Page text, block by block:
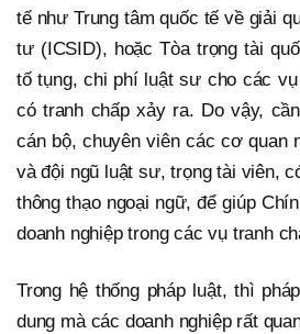
tế như Trung tâm quốc tế về giải
tư (ICSID), hoặc Tòa trọng tài
tố tụng, chi phí luật sư cho các
có tranh chấp xảy ra. Do vậy,
cán bộ, chuyên viên các cơ quan
và đội ngũ luật sư, trọng tài viên,
thông thạo ngoại ngữ, để giúp
doanh nghiệp trong các vụ tranh
Trong hệ thống pháp luật, thì
dung mà các doanh nghiệp rất